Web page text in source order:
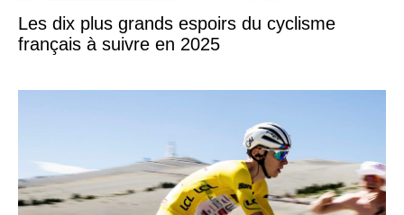
Les dix plus grands espoirs du cyclisme
français à suivre en 2025